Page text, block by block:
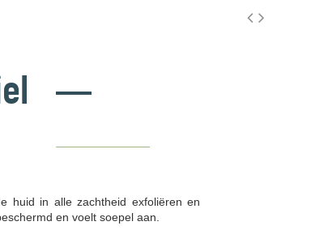
huid in alle zachtheid exfoliëren en
en voelt soepel aan.